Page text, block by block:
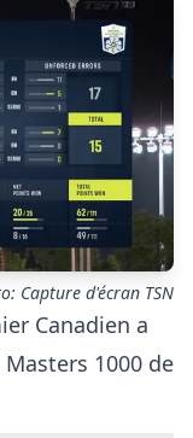
Capture d'écran TSN
Canadien a
1000 de